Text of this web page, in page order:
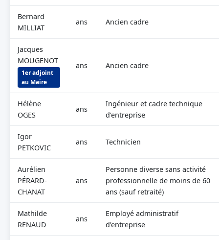
Bernard
MILLIAT
ans Ancien cadre
Jacques
MOUGENOT
1er adjoint
au Maire
ans Ancien cadre
Hélène
OGES
ans
Ingénieur et cadre technique
d'entreprise
Igor
PETKOVIC
ans Technicien
Aurélien
PÉRARD-
CHANAT
ans
Personne diverse sans activité
professionnelle de moins de 60
ans (sauf retraité)
Mathilde
RENAUD
ans
Employé administratif
d'entreprise